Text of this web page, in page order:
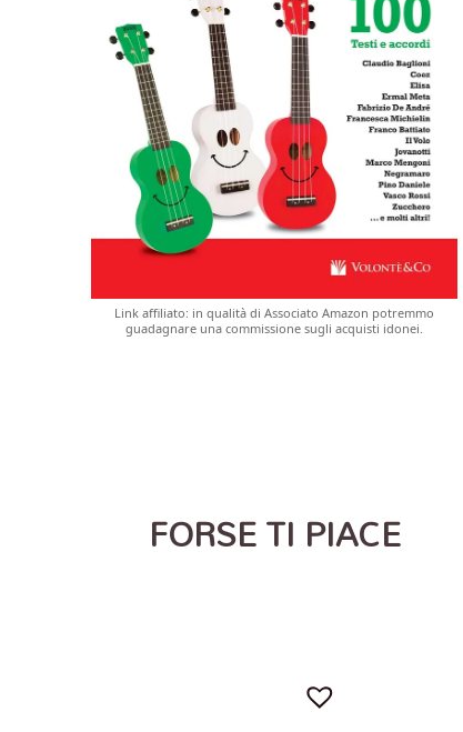
Link affiliato: in qualità di Associato Amazon potremmo
guadagnare una commissione sugli acquisti idonei.
FORSE TI PIACE